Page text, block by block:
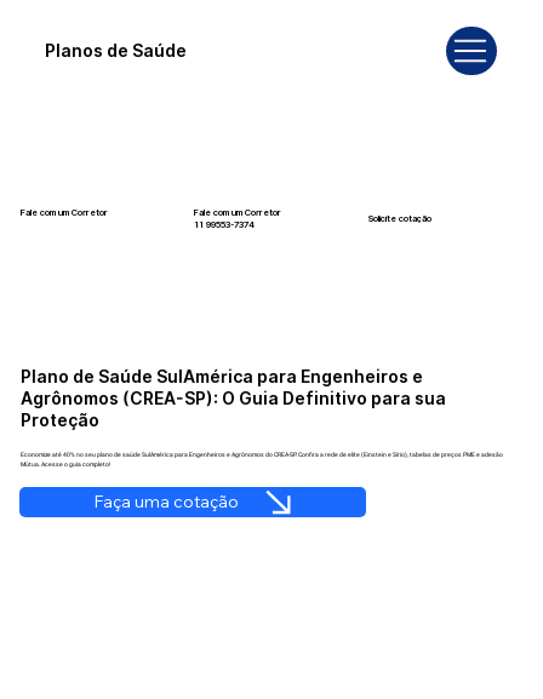
Planos de Saúde
Fale com um Corretor
Fale com um Corretor
11 99553-7374
Solicite cotação
Plano de Saúde SulAmérica para Engenheiros e
Agrônomos (CREA-SP): O Guia Definitivo para sua
Proteção
Economize até 40% no seu plano de saúde SulAmérica para Engenheiros e Agrônomos do CREA-SP. Confira a rede de elite (Einstein e Sírio), tabelas de preços PME e adesão
Mútua. Acesse o guia completo!
Faça uma cotação